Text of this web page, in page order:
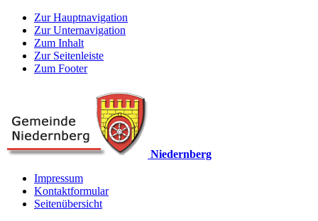
Zur Hauptnavigation
Zur Unternavigation
Zum Inhalt
Zur Seitenleiste
Zum Footer
Niedernberg
Impressum
Kontaktformular
Seitenübersicht